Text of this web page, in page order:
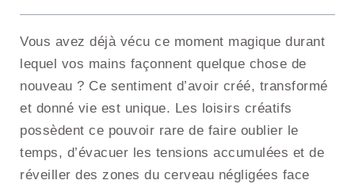
Vous avez déjà vécu ce moment magique durant
lequel vos mains façonnent quelque chose de
nouveau ? Ce sentiment d’avoir créé, transformé
et donné vie est unique. Les loisirs créatifs
possèdent ce pouvoir rare de faire oublier le
temps, d’évacuer les tensions accumulées et de
réveiller des zones du cerveau négligées face